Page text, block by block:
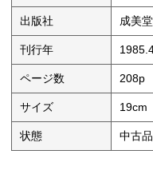
出版社 成美
刊行年
ページ数 208p
サイズ 19cm
状態 中古品